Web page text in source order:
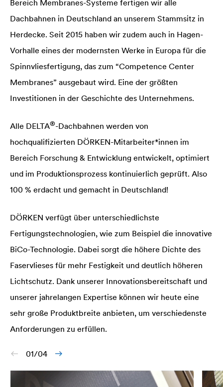
Bereich Membranes-Systeme fertigen wir alle
Dachbahnen in Deutschland an unserem Stammsitz in
Herdecke. Seit 2015 haben wir zudem auch in Hagen-
Vorhalle eines der modernsten Werke in Europa für die
Spinnvliesfertigung, das zum “Competence Center
Membranes” ausgebaut wird. Eine der größten
Investitionen in der Geschichte des Unternehmens.
Alle DELTA®-Dachbahnen werden von
hochqualifizierten DÖRKEN-Mitarbeiter*innen im
Bereich Forschung & Entwicklung entwickelt, optimiert
und im Produktionsprozess kontinuierlich geprüft. Also
100 % erdacht und gemacht in Deutschland!
DÖRKEN verfügt über unterschiedlichste
Fertigungstechnologien, wie zum Beispiel die innovative
BiCo-Technologie. Dabei sorgt die höhere Dichte des
Faservlieses für mehr Festigkeit und deutlich höheren
Lichtschutz. Dank unserer Innovationsbereitschaft und
unserer jahrelangen Expertise können wir heute eine
sehr große Produktbreite anbieten, um verschiedenste
Anforderungen zu erfüllen.
01/04